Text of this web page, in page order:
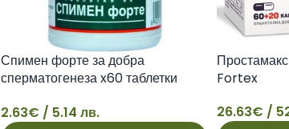
Спимен форте за добра
сперматогенеза x60 таблетки
2.63€ / 5.14 лв.
Fortex
26.63€ /